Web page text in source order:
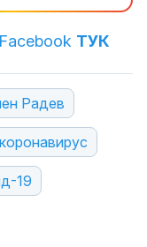
ТУК
Радев
коронавирус
19